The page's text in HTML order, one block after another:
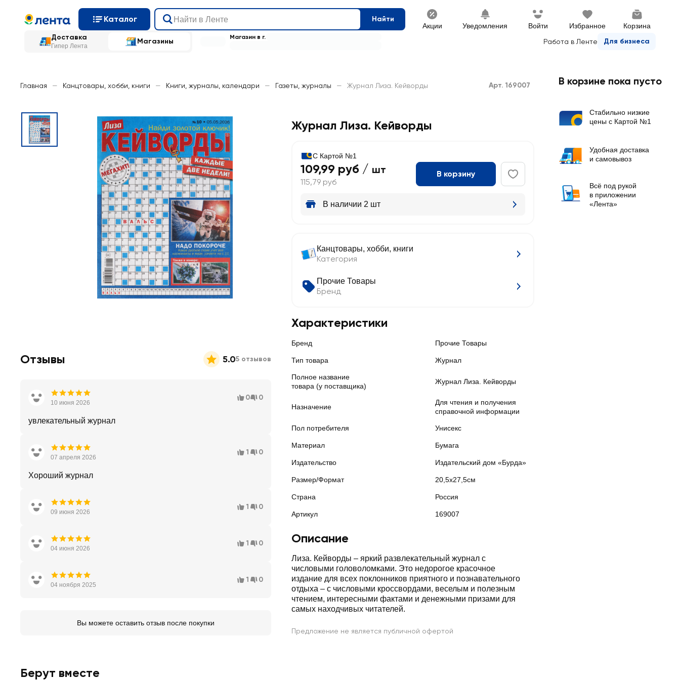
Каталог Найти
Акции Уведомления Войти Избранное Корзина
Доставка
Гипер Лента
Магазины Работа в Ленте Для бизнеса
Магазин в г.
Главная — Канцтовары, хобби, книги — Книги, журналы, календари — Газеты, журналы — Журнал Лиза. Кейворды Арт. 169007
Журнал Лиза. Кейворды
С Картой №1
109,99 руб / шт
115,79 руб
В корзину
В наличии 2 шт
Канцтовары, хобби, книги
Категория
Прочие Товары
Бренд
Характеристики
Бренд Прочие Товары
Тип товара Журнал
Полное название
товара (у поставщика)
Журнал Лиза. Кейворды
Назначение
Для чтения и получения
справочной информации
Пол потребителя Унисекс
Материал Бумага
Издательство Издательский дом «Бурда»
Размер/Формат 20,5x27,5см
Страна Россия
Артикул 169007
Описание
Лиза. Кейворды – яркий развлекательный журнал с
числовыми головоломками. Это недорогое красочное
издание для всех поклонников приятного и познавательного
отдыха – с числовыми кроссвордами, веселым и полезным
чтением, интересными фактами и денежными призами для
самых находчивых читателей.
Предложение не является публичной офертой
Отзывы 5.05 отзывов
10 июня 2026
0 0
увлекательный журнал
07 апреля 2026
1 0
Хороший журнал
09 июня 2026
1 0
04 июня 2026
1 0
04 ноября 2025
1 0
Вы можете оставить отзыв после покупки
Берут вместе
В корзине пока пусто
Стабильно низкие
цены с Картой №1
Удобная доставка
и самовывоз
Всё под рукой
в приложении
«Лента»